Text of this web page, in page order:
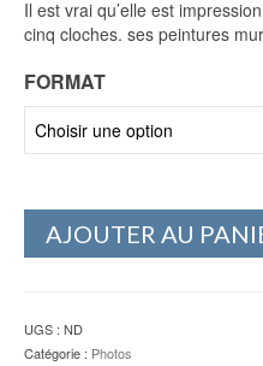
Il est vrai qu’elle est
cinq cloches. ses peintures
FORMAT
AJOUTER AU
UGS : ND
Catégorie : Photos